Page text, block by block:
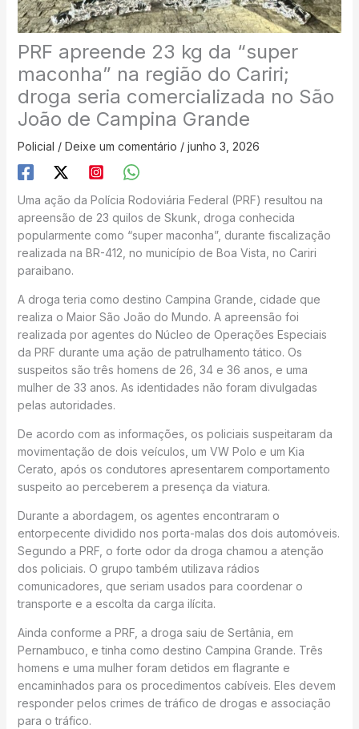
PRF apreende 23 kg da “super
maconha” na região do Cariri;
droga seria comercializada no São
João de Campina Grande
Policial / Deixe um comentário / junho 3, 2026
Uma ação da Polícia Rodoviária Federal (PRF) resultou na
apreensão de 23 quilos de Skunk, droga conhecida
popularmente como “super maconha”, durante fiscalização
realizada na BR-412, no município de Boa Vista, no Cariri
paraibano.
A droga teria como destino Campina Grande, cidade que
realiza o Maior São João do Mundo. A apreensão foi
realizada por agentes do Núcleo de Operações Especiais
da PRF durante uma ação de patrulhamento tático. Os
suspeitos são três homens de 26, 34 e 36 anos, e uma
mulher de 33 anos. As identidades não foram divulgadas
pelas autoridades.
De acordo com as informações, os policiais suspeitaram da
movimentação de dois veículos, um VW Polo e um Kia
Cerato, após os condutores apresentarem comportamento
suspeito ao perceberem a presença da viatura.
Durante a abordagem, os agentes encontraram o
entorpecente dividido nos porta-malas dos dois automóveis.
Segundo a PRF, o forte odor da droga chamou a atenção
dos policiais. O grupo também utilizava rádios
comunicadores, que seriam usados para coordenar o
transporte e a escolta da carga ilícita.
Ainda conforme a PRF, a droga saiu de Sertânia, em
Pernambuco, e tinha como destino Campina Grande. Três
homens e uma mulher foram detidos em flagrante e
encaminhados para os procedimentos cabíveis. Eles devem
responder pelos crimes de tráfico de drogas e associação
para o tráfico.